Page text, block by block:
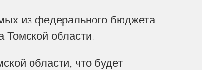
из федерального бюджета
Томской области.
области, что будет